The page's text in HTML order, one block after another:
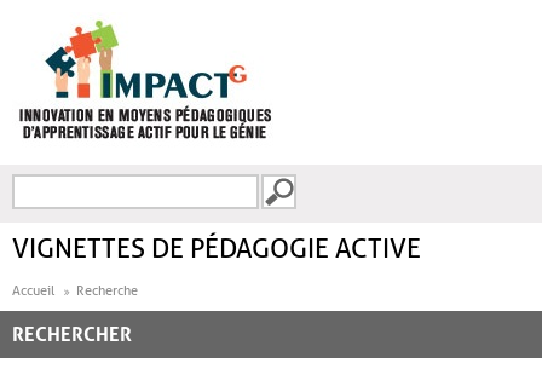
FORMULAIRE DE
VIGNETTES DE PÉDAGOGIE ACTIVE
Accueil Recherche
RECHERCHER